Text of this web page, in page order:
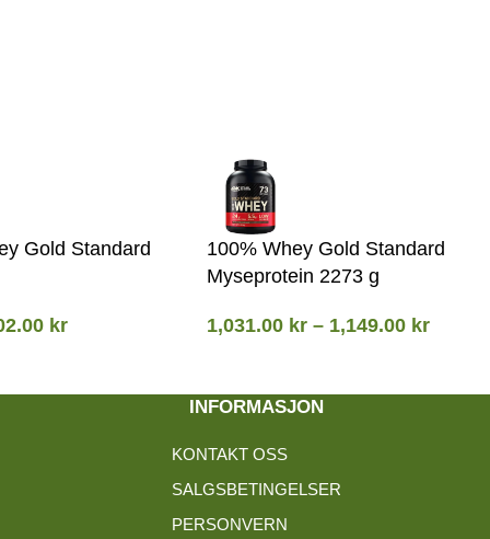
Gold Standard
kr
100% Whey Gold Standard
Myseprotein 2273 g
1,031.00 kr – 1,149.00 kr
INFORMASJON
KONTAKT OSS
SALGSBETINGELSER
PERSONVERN